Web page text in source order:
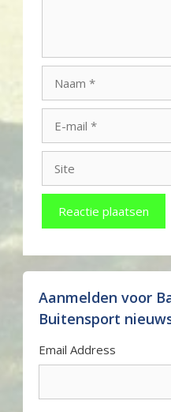
mail
Aanmelden voor
Buitensport
Email Address